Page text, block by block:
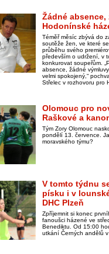
Žádné absence,
Hodonínské
Téměř měsíc zbývá do
soutěže žen, ve které
průběhu svého
především o udržení, v
konkurovat soupeřům.
absence, žádné
velmi spokojený,“
Střelec v rozhovoru pro
Olomouc pro
Raškové a
Tým Zory Olomouc
pondělí 13. července.
moravského týmu?
V tomto týdnu
písku i v
DHC Plzeň
Zpříjemnit si konec
fanoušci házené ve
Benediktu. Od 15:00
utkání Černých andělů